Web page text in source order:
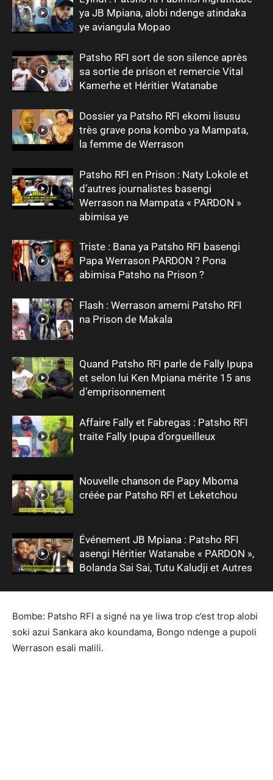
ya JB Mpiana, alobi ndenge atindaka
ye aviangula Mopao
Patsho RFI sort de son silence après
sa sortie de prison et remercie Vital
Kamerhe et Héritier Watanabe
Dossier ya Patsho RFI ekomi lisusu
très grave pona kombo ya Mampata,
la femme de Werrason
Patsho RFI en Prison : Naty Lokole et
d’autres journalistes basengi
Werrason na Mampata « PARDON »
abimisa ye
Triste : Bana ya Patsho RFI basengi
Papa Werrason PARDON ? Pona
abimisa Patsho na Prison ?
Flash : Werrason amemi Patsho RFI
na Prison de Makala
Quand Patsho RFI parle de Fally Ipupa
et selon lui Ken Mpiana mérite 15 ans
d’emprisonnement
Affaire Fally et Fabregas : Patsho RFI
traite Fally Ipupa d’orgueilleux
Nouvelle chanson de Papy Mboma
créée par Patsho RFI et Leketchou
Événement JB Mpiana : Patsho RFI
asengi Héritier Watanabe « PARDON »,
Bolanda Sai Sai, Tutu Kaludji et Autres
Bombe: Patsho RFI a signé na ye liwa trop c’est trop alobi
soki azui Sankara ako koundama, Bongo ndenge a pupoli
Werrason esali malili.